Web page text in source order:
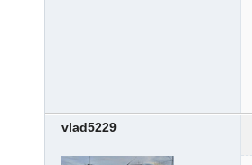
vlad5229